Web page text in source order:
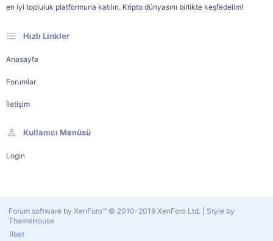
en iyi topluluk platformuna katılın. Kripto dünyasını birlikte keşfedelim!
Hızlı Linkler
Anasayfa
Forumlar
İletişim
Kullanıcı Menüsü
Login
Forum software by XenForo™ © 2010-2019 XenForo Ltd.
Style by
ThemeHouse
ilbet